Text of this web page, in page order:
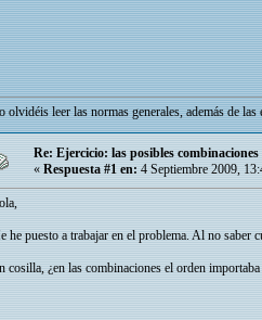
olvidéis leer lasnormas generales, además de las
Re: Ejercicio: las posibles
« Respuesta #1 en: 4 Septiembre 2009,
he puesto a trabajar en el problema. Al no saber
cosilla, ¿en las combinaciones el orden